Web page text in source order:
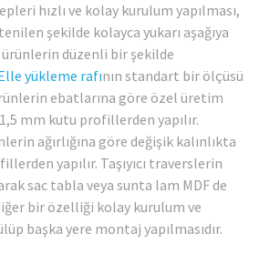
hızlı ve kolay kurulum yapılması,
şekilde kolayca yukarı aşağıya
ürünlerin düzenli bir şekilde
yükleme rafının standart bir ölçüsü
ebatlarına göre özel üretim
mm kutu profillerden yapılır.
ağırlığına göre değişik kalınlıkta
yapılır. Taşıyıcı traverslerin
sac tabla veya sunta lam MDF de
bir özelliği kolay kurulum ve
başka yere montaj yapılmasıdır.